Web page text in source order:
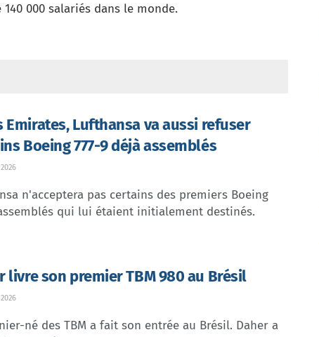
140 000 salariés dans le monde.
Emirates, Lufthansa va aussi refuser
Boeing 777-9 déjà assemblés
n'acceptera pas certains des premiers Boeing
qui lui étaient initialement destinés.
livre son premier TBM 980 au Brésil
né des TBM a fait son entrée au Brésil. Daher a